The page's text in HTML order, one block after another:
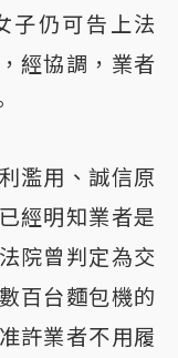
子仍可告上法
經協調，業者
濫用、誠信原
經明知業者是
院曾判定為交
百台麵包機的
許業者不用履